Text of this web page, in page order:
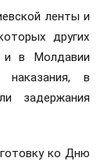
ленты и
других
и в Молдавии
в
задержания
ко Дню